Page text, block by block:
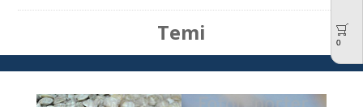
Temi 0